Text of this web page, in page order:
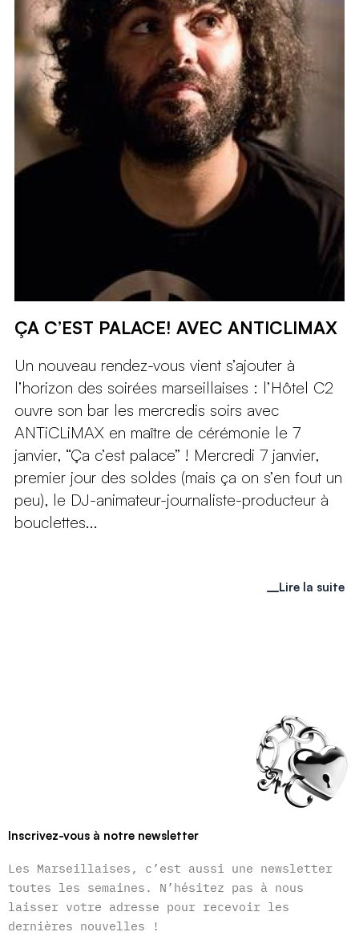
ÇA C’EST PALACE! AVEC ANTICLIMAX
Un nouveau rendez-vous vient s’ajouter à
l’horizon des soirées marseillaises : l’Hôtel C2
ouvre son bar les mercredis soirs avec
ANTiCLiMAX en maître de cérémonie le 7
janvier, “Ça c’est palace” ! Mercredi 7 janvier,
premier jour des soldes (mais ça on s’en fout un
peu), le DJ-animateur-journaliste-producteur à
bouclettes...
Lire la suite
Inscrivez-vous à notre newsletter
Les Marseillaises, c’est aussi une newsletter
toutes les semaines. N’hésitez pas à nous
laisser votre adresse pour recevoir les
dernières nouvelles !